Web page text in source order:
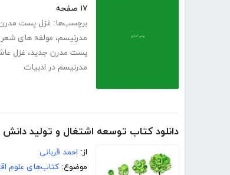
۱۷ صفحه
برچسب‌ها: غزل پست
مدرنیسم، مولفه های
پست مدرن جدید، غزل
مدرنیسم در ادبیات
دانلود کتاب توسعه اشتغال و تولید دانش
از: احمد قربانی
موضوع: کتاب‌های علوم